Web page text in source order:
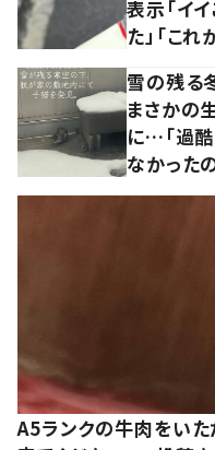
表示「イ
た」「これ
雪の残る
まさかの
に…「過酷
なかった
A5ランクの牛肉をい